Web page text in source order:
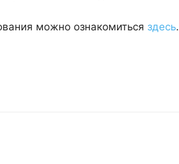
можно ознакомиться здесь.